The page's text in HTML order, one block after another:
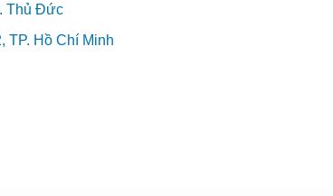
Thủ Đức
TP. Hồ Chí Minh